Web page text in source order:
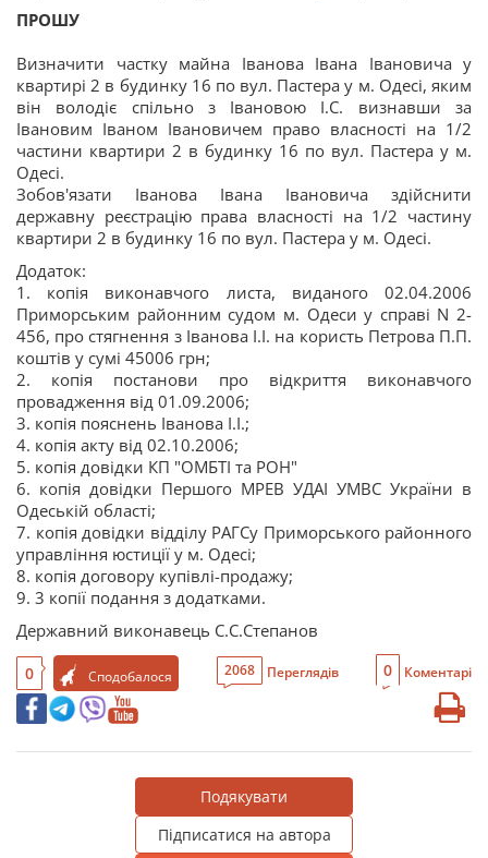
ПРОШУ
Визначити частку майна Іванова Івана Івановича у
квартирі 2 в будинку 16 по вул. Пастера у м. Одесі, яким
він володіє спільно з Івановою І.С. визнавши за
Івановим Іваном Івановичем право власності на 1/2
частини квартири 2 в будинку 16 по вул. Пастера у м.
Одесі.
Зобов'язати Іванова Івана Івановича здійснити
державну реєстрацію права власності на 1/2 частину
квартири 2 в будинку 16 по вул. Пастера у м. Одесі.
Додаток:
1. копія виконавчого листа, виданого 02.04.2006
Приморським районним судом м. Одеси у справі N 2-
456, про стягнення з Іванова І.І. на користь Петрова П.П.
коштів у сумі 45006 грн;
2. копія постанови про відкриття виконавчого
провадження від 01.09.2006;
3. копія пояснень Іванова І.І.;
4. копія акту від 02.10.2006;
5. копія довідки КП "ОМБТІ та РОН"
6. копія довідки Першого МРЕВ УДАІ УМВС України в
Одеській області;
7. копія довідки відділу РАГСу Приморського районного
управління юстиції у м. Одесі;
8. копія договору купівлі-продажу;
9. 3 копії подання з додатками.
Державний виконавець С.С.Степанов
0 Сподобалося 2068 Переглядів 0 Коментарі
Подякувати
Підписатися на автора